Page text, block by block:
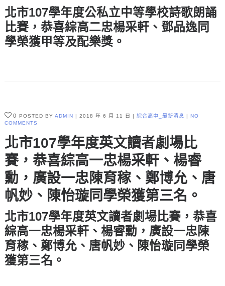
北市107學年度公私立中等學校詩歌朗誦
比賽，恭喜綜高二忠楊采軒、 鄧品逸同
學榮獲甲等及配樂獎。
0 POSTED BY ADMIN 2018 年 6 月 11 日 綜合高中_最新消息
NO
COMMENTS
北市107學年度英文讀者劇場比
賽，恭喜綜高一忠楊采軒、楊睿
勳，廣設一忠陳育稼、鄭博允、唐
帆妙、陳怡璇同學榮獲第三名。
北市107學年度英文讀者劇場比賽，恭喜
綜高一忠楊采軒、 楊睿勳 ，廣設一忠陳
育稼、 鄭博允、 唐帆妙、陳怡璇同學榮
獲第三名 。